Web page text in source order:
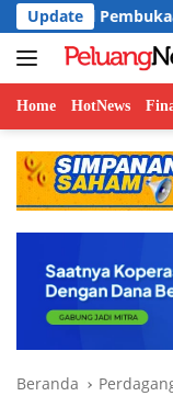
Langsung
ke
konten
Update
13.000 Dapur
Home HotNews
Beranda